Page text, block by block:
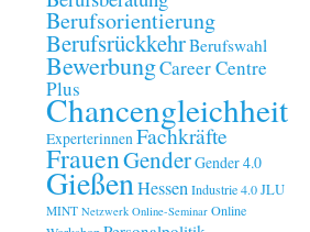
Berufsorientierung
BerufsrückkehrBerufswahl
BewerbungCareer Centre
Plus
Chancengleichheit
ExperterinnenFachkräfte
FrauenGenderGender 4.0
GießenHessen Industrie 4.0 JLU
MINT Netzwerk Online-Seminar Online